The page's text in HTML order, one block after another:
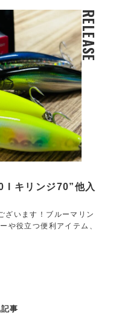
RELEASE
l キリンジ70”他入
ざいます！ブルーマリン
や役立つ便利アイテム、
事